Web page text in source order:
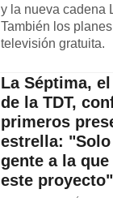
y la nueva cadena
También los
televisión gratuita.
La Séptima,
de la TDT,
primeros
estrella:
gente a la
este proyecto"